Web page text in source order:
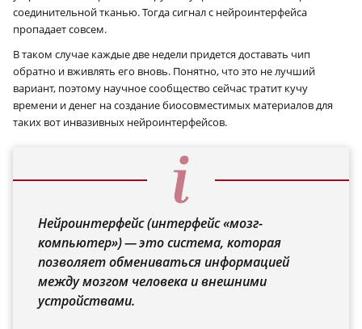
соединительной тканью. Тогда сигнал с нейроинтерфейса
пропадает совсем.
В таком случае каждые две недели придется доставать чип
обратно и вживлять его вновь. Понятно, что это не лучший
вариант, поэтому научное сообщество сейчас тратит кучу
времени и денег на создание биосовместимых материалов для
таких вот инвазивных нейроинтерфейсов.
Нейроинтерфейс (интерфейс «мозг-
компьютер») — это система, которая
позволяет обмениваться информацией
между мозгом человека и внешними
устройствами.